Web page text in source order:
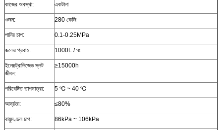
কাজের অবস্থা: একটানা
ওজন: 280 কেজি
পানির চাপ: 0.1-0.25MPa
জলের প্রবাহ: 1000L / ঘঃ
ইলেক্ট্রোলিজেড স্লট
জীবন:
≥15000h
পরিবেষ্টিত তাপমাত্রা: 5 ℃ ~ 40 ℃
আর্দ্রতা: ≤80%
বায়ুমণ্ডল চাপ: 86kPa ~ 106kPa